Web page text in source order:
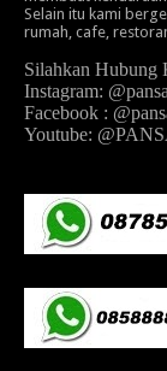
Selain itu kami
rumah, cafe,
Silahkan Hubung
Instagram:
Facebook :
Youtube: